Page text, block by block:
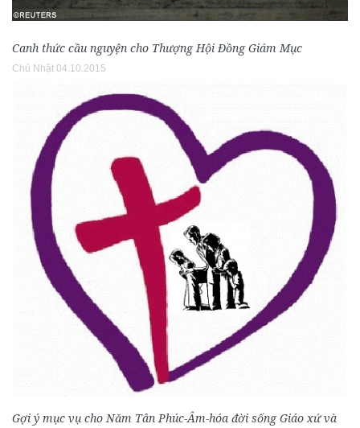
Canh thức cầu nguyện cho Thượng Hội Đồng Giám Mục
Chủ Nhật 04.10.2015
Gợi ý mục vụ cho Năm Tân Phúc-Âm-hóa đời sống Giáo xứ và